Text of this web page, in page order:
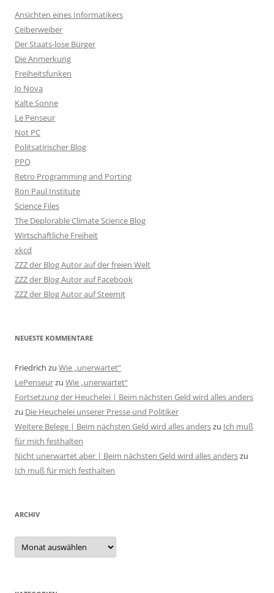
Ansichten eines Informatikers
Ceiberweiber
Der Staats-lose Bürger
Die Anmerkung
Freiheitsfunken
Jo Nova
Kalte Sonne
Le Penseur
Not PC
Politsatirischer Blog
PPQ
Retro Programming and Porting
Ron Paul Institute
Science Files
The Deplorable Climate Science Blog
Wirtschaftliche Freiheit
xkcd
ZZZ der Blog Autor auf der freien Welt
ZZZ der Blog Autor auf Facebook
ZZZ der Blog Autor auf Steemit
NEUESTE KOMMENTARE
Friedrich zu Wie „unerwartet“
LePenseurzu Wie „unerwartet“
Fortsetzung der Heuchelei | Beim nächsten Geld wird alles anders
zu Die Heuchelei unserer Presse und Politiker
Weitere Belege | Beim nächsten Geld wird alles anderszu Ich muß
für mich festhalten
Nicht unerwartet aber | Beim nächsten Geld wird alles anderszu
Ich muß für mich festhalten
ARCHIV
Archiv